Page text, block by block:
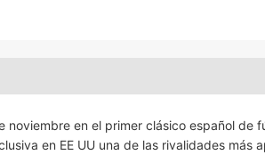
noviembre en el primer clásico español de
en EE UU una de las rivalidades más